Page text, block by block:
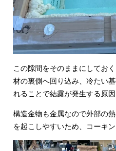
この隙間をそのままにしてお
材の裏側へ回り込み、冷たい
れることで結露が発生する原因
構造金物も金属なので外部の
を起こしやすいため、コーキ